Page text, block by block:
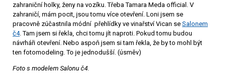
zahraniční holky, ženy na vozíku. Třeba Tamara Meda official. V
zahraničí, mám pocit, jsou tomu více otevření. Loni jsem se
pracovně zúčastnila módní přehlídky ve vinařství Vican se Salonem
č4. Tam jsem si řekla, chci tomu jít naproti. Pokud tomu budou
návrháři otevření. Nebo aspoň jsem si tam řekla, že by to mohl být
ten fotomodeling. To je jednodušší. (úsměv)
Foto s modelem Salonu č4.